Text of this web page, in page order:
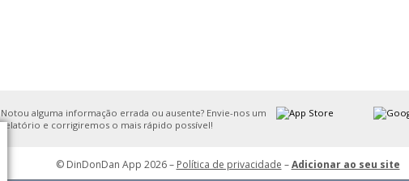
Notou alguma informação errada ou ausente? Envie-nos um
relatório e corrigiremos o mais rápido possível!
© DinDonDan App 2026 – Política de privacidade –Adicionar ao seu site